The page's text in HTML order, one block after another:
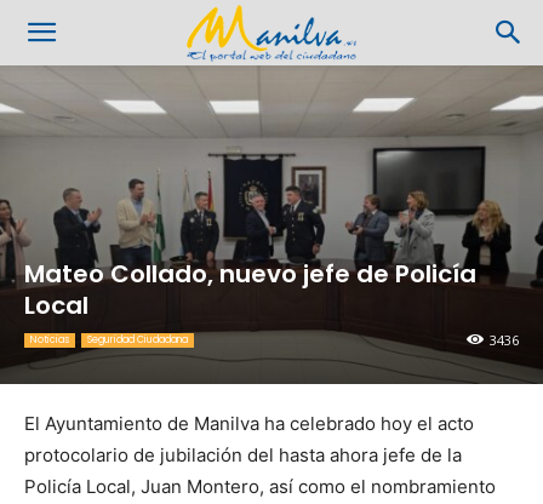
Mateo Collado, nuevo jefe de Policía
Local
3436
Noticias Seguridad Ciudadana
El Ayuntamiento de Manilva ha celebrado hoy el acto
protocolario de jubilación del hasta ahora jefe de la
Policía Local, Juan Montero, así como el nombramiento